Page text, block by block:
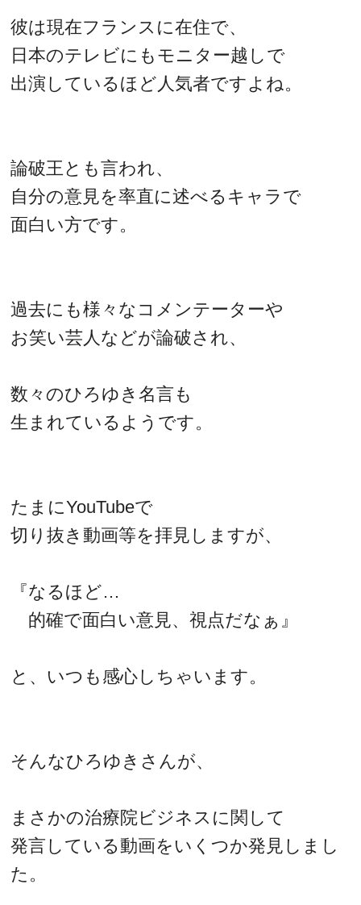
彼は現在フランスに在住で、
日本のテレビにもモニター越しで
出演しているほど人気者ですよね。
論破王とも言われ、
自分の意見を率直に述べるキャラで
面白い方です。
過去にも様々なコメンテーターや
お笑い芸人などが論破され、
数々のひろゆき名言も
生まれているようです。
たまにYouTubeで
切り抜き動画等を拝見しますが、
『なるほど…
的確で面白い意見、視点だなぁ』
と、いつも感心しちゃいます。
そんなひろゆきさんが、
まさかの治療院ビジネスに関して
発言している動画をいくつか発見しまし
た。